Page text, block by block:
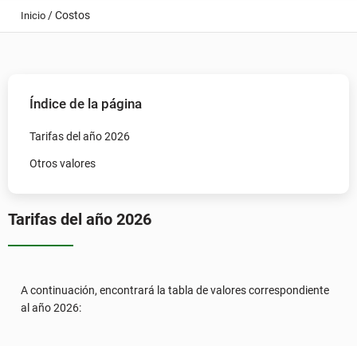
Inicio /Costos
Índice de la página
Tarifas del año 2026
Otros valores
Tarifas del año 2026
A continuación, encontrará la tabla de valores correspondiente
al año 2026: